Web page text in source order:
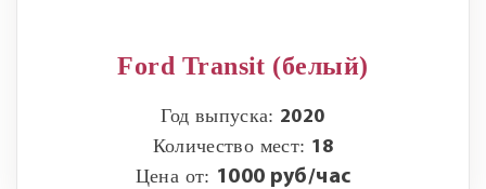
Ford Transit (белый)
Год выпуска: 2020
Количество мест: 18
Цена от: 1000 руб/час